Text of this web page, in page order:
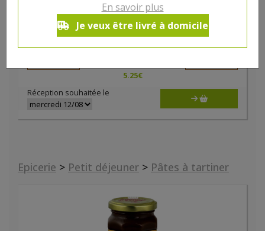
En savoir plus
Je veux être livré à domicile
Pain des fleurs quinoa bio 150g
HYGIENA 5.25€/pc
5.25€
Réception souhaitée le
Epicerie > Petit déjeuner > Pâtes à tartiner